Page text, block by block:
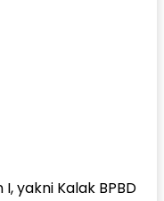
yakni Kalak BPBD